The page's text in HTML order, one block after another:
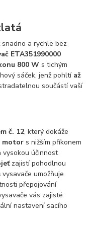
a rychle bez
ETA351990000
800 W s tichým
sáček, jenž pohltí až
součástí vaší
č. 12, který dokáže
motor s nižším příkonem
účinnost
zajistí pohodlnou
vysavače umožňuje
přepojování
vás zajisté
nastavení sacího